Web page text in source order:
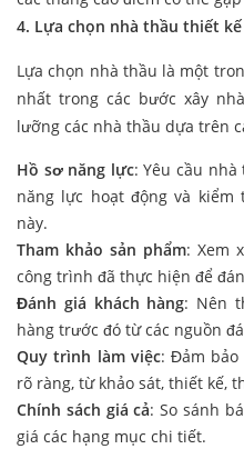
4. Lựa chọn nhà thầu thiết
Lựa chọn nhà thầu là một
nhất trong các bước xây
lưỡng các nhà thầu dựa trên
Hồ sơ năng lực: Yêu cầu
năng lực hoạt động và
này.
Tham khảo sản phẩm: Xem
công trình đã thực hiện để
Đánh giá khách hàng: Nên
hàng trước đó từ các nguồn
Quy trình làm việc: Đảm
rõ ràng, từ khảo sát, thiết kế,
Chính sách giá cả: So sánh
giá các hạng mục chi tiết.